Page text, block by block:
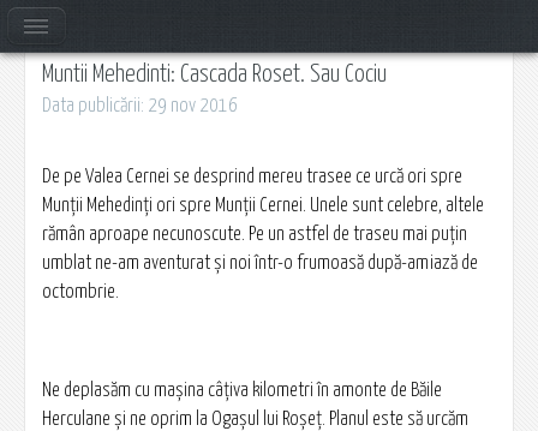
Muntii Mehedinti: Cascada Roset. Sau Cociu
Data publicării: 29 nov 2016
De pe Valea Cernei se desprind mereu trasee ce urcă ori spre
Munţii Mehedinţi ori spre Munţii Cernei. Unele sunt celebre, altele
rămân aproape necunoscute. Pe un astfel de traseu mai puţin
umblat ne-am aventurat şi noi într-o frumoasă după-amiază de
octombrie.
Ne deplasăm cu maşina câţiva kilometri în amonte de Băile
Herculane şi ne oprim la Ogaşul lui Roșeț. Planul este să urcăm